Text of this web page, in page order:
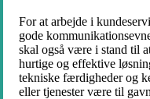
For at arbejde i
gode
skal også være i stand til
hurtige og effektive
tekniske færdigheder og
eller tjenester være til